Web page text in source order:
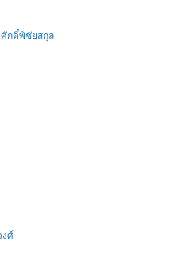
ศักดิ์พิชัยสกุล
งศ์